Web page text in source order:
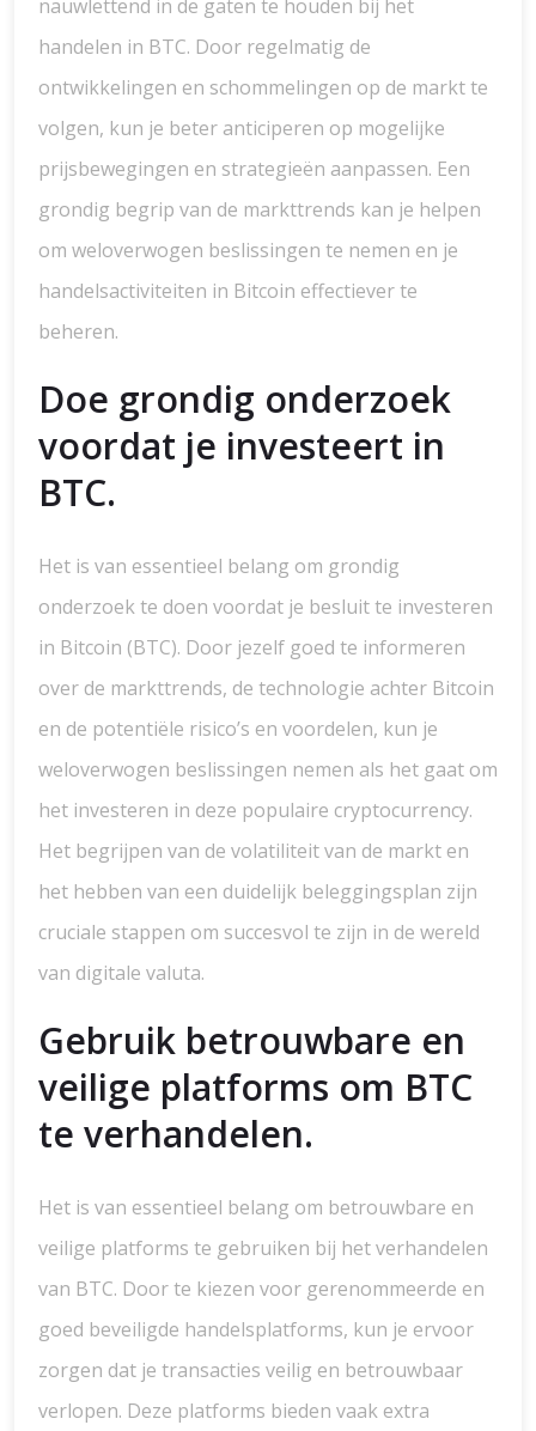
nauwlettend in de gaten te houden bij het
handelen in BTC. Door regelmatig de
ontwikkelingen en schommelingen op de markt te
volgen, kun je beter anticiperen op mogelijke
prijsbewegingen en strategieën aanpassen. Een
grondig begrip van de markttrends kan je helpen
om weloverwogen beslissingen te nemen en je
handelsactiviteiten in Bitcoin effectiever te
beheren.
Doe grondig onderzoek
voordat je investeert in
BTC.
Het is van essentieel belang om grondig
onderzoek te doen voordat je besluit te investeren
in Bitcoin (BTC). Door jezelf goed te informeren
over de markttrends, de technologie achter Bitcoin
en de potentiële risico’s en voordelen, kun je
weloverwogen beslissingen nemen als het gaat om
het investeren in deze populaire cryptocurrency.
Het begrijpen van de volatiliteit van de markt en
het hebben van een duidelijk beleggingsplan zijn
cruciale stappen om succesvol te zijn in de wereld
van digitale valuta.
Gebruik betrouwbare en
veilige platforms om BTC
te verhandelen.
Het is van essentieel belang om betrouwbare en
veilige platforms te gebruiken bij het verhandelen
van BTC. Door te kiezen voor gerenommeerde en
goed beveiligde handelsplatforms, kun je ervoor
zorgen dat je transacties veilig en betrouwbaar
verlopen. Deze platforms bieden vaak extra